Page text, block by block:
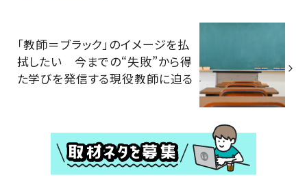
「教師＝ブラック」のイメージを払
拭したい 今までの“失敗”から得
た学びを発信する現役教師に迫る